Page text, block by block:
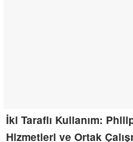
İki Taraflı Kullanım:
Hizmetleri ve Ortak